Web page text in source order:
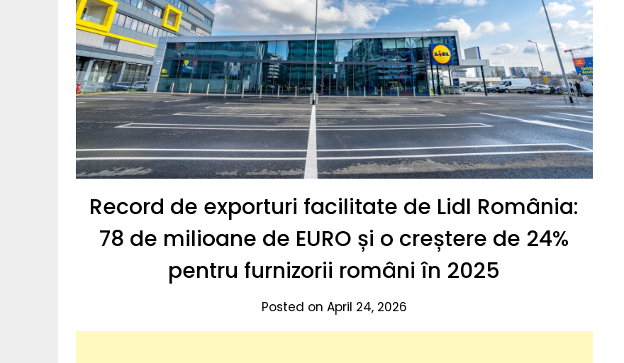
Record de exporturi facilitate de Lidl România:
78 de milioane de EURO și o creștere de 24%
pentru furnizorii români în 2025
Posted on April 24, 2026